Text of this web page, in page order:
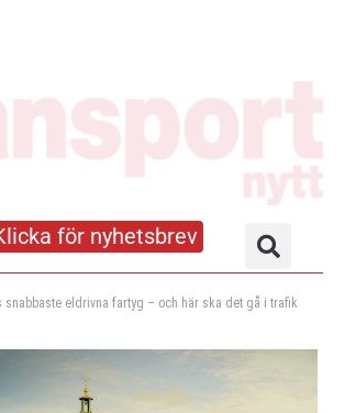
för nyhetsbrev
snabbaste eldrivna fartyg – och här ska det gå i trafik